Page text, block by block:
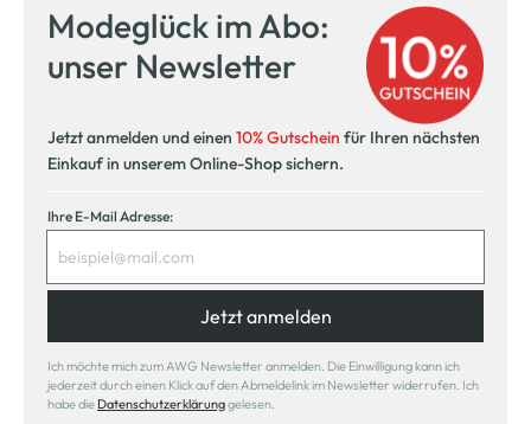
Modeglück im Abo:
unser Newsletter
Jetzt anmelden und einen 10% Gutschein für Ihren nächsten
Einkauf in unserem Online-Shop sichern.
Ihre E-Mail Adresse:
Jetzt anmelden
Ich möchte mich zum AWG Newsletter anmelden. Die Einwilligung kann ich
jederzeit durch einen Klick auf den Abmeldelink im Newsletter widerrufen. Ich
habe die Datenschutzerklärunggelesen.